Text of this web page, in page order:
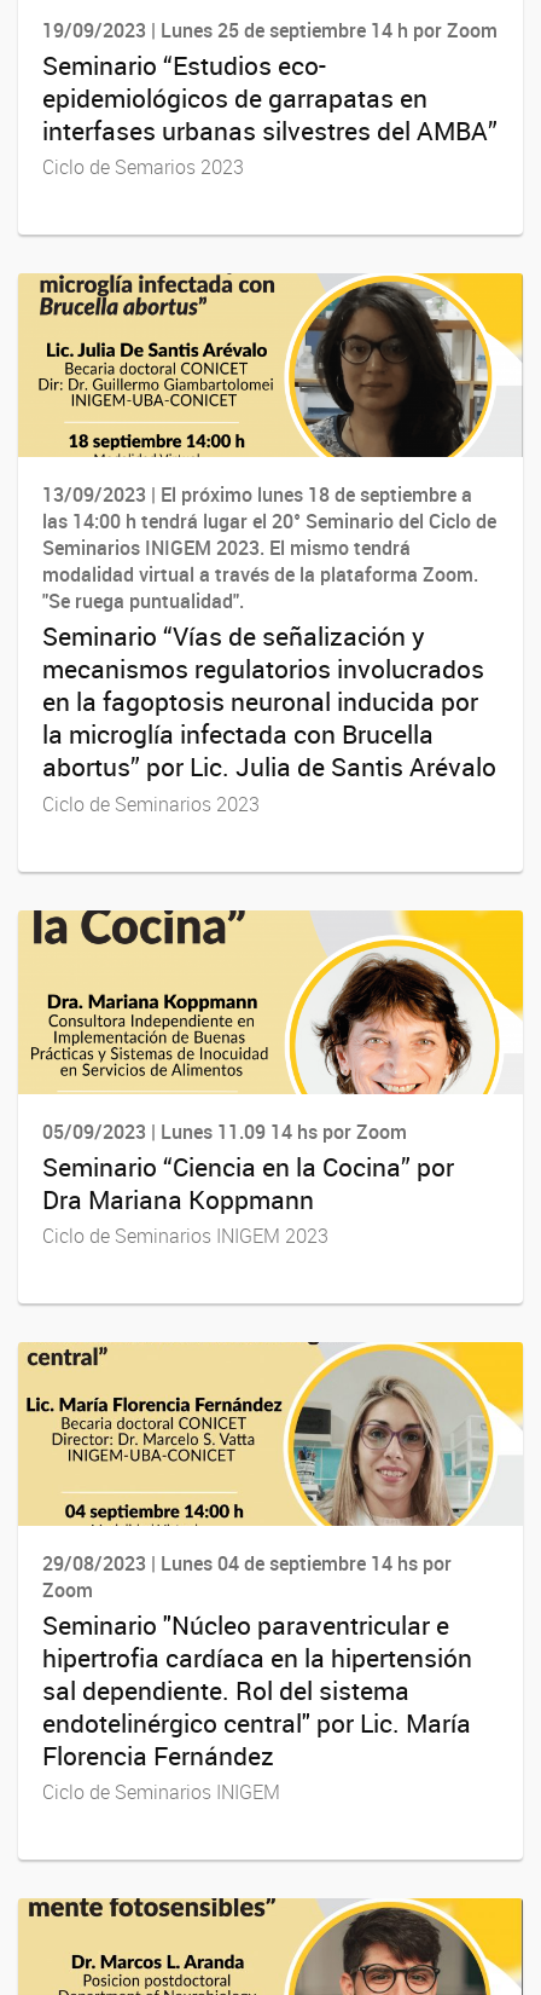
19/09/2023 | Lunes 25 de septiembre 14 h por Zoom
Seminario “Estudios eco-
epidemiológicos de garrapatas en
interfases urbanas silvestres del AMBA”
Ciclo de Semarios 2023
13/09/2023 | El próximo lunes 18 de septiembre a
las 14:00 h tendrá lugar el 20° Seminario del Ciclo de
Seminarios INIGEM 2023. El mismo tendrá
modalidad virtual a través de la plataforma Zoom.
"Se ruega puntualidad".
Seminario “Vías de señalización y
mecanismos regulatorios involucrados
en la fagoptosis neuronal inducida por
la microglía infectada con Brucella
abortus” por Lic. Julia de Santis Arévalo
Ciclo de Seminarios 2023
05/09/2023 | Lunes 11.09 14 hs por Zoom
Seminario “Ciencia en la Cocina” por
Dra Mariana Koppmann
Ciclo de Seminarios INIGEM 2023
29/08/2023 | Lunes 04 de septiembre 14 hs por
Zoom
Seminario "Núcleo paraventricular e
hipertrofia cardíaca en la hipertensión
sal dependiente. Rol del sistema
endotelinérgico central" por Lic. María
Florencia Fernández
Ciclo de Seminarios INIGEM